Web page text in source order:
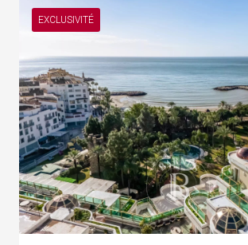
EXCLUSIVITÉ